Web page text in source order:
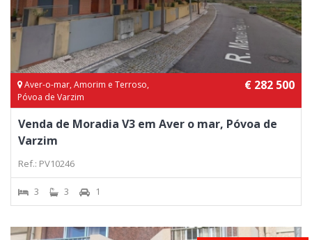
Aver-o-mar, Amorim e Terroso,
Póvoa de Varzim
€ 282 500
Venda de Moradia V3 em Aver o mar, Póvoa de
Varzim
Ref.: PV10246
3 3 1